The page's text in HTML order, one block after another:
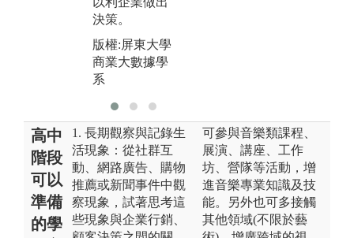
決策。
版權:屏東大學
商業大數據學
系
高中
階段
可以
準備
的學
1. 長期觀察與記錄生
活現象：從社群互
動、網路廣告、購物
推薦或新聞事件中觀
察現象，試著思考這
些現象與企業行銷、
可參與音樂類課程、
展演、講座、工作
坊、營隊等活動，增
進音樂專業知識及技
能。另外也可多接觸
其他領域(不限於藝